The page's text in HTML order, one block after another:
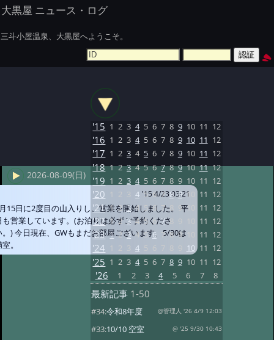
大黒屋 ニュース・ログ
三斗小屋温泉、大黒屋へようこそ。
2026-08-09(日)
'15 4/23 03:21
15日に2度目の山入りし、営業を開始しました。 平
も営業しています。(お泊りは必ずご予約くださ
。) 今日現在、GWもまだお部屋ございます、5/30は
。
'15 1 2 3 4 5 6 7 8 9 10 11 12
'16 1 2 3 4 5 6 7 8 9 10 11 12
'17 1 2 3 4 5 6 7 8 9 10 11 12
'18 1 2 3 4 5 6 7 8 9 10 11 12
'19 1 2 3 4 5 6 7 8 9 10 11 12
'20 1 2 3 4 5 6 7 8 9 10 11 12
'21 1 2 3 4 5 6 7 8 9 10 11 12
'22 1 2 3 4 5 6 7 8 11 12
'23 1 2 3 4 5 6 7 8 9 11 12
'24 1 2 3 4 5 6 7 10 11 12
'25 1 2 3 4 5 6 7 8 9 10 11 12
'26 1 2 3 4 5 6 7 8
最新記事 1-50
#34:令和8年度 @管理人 '26 4/9 12:03
#33:10/10 空室 @ '25 9/30 10:43